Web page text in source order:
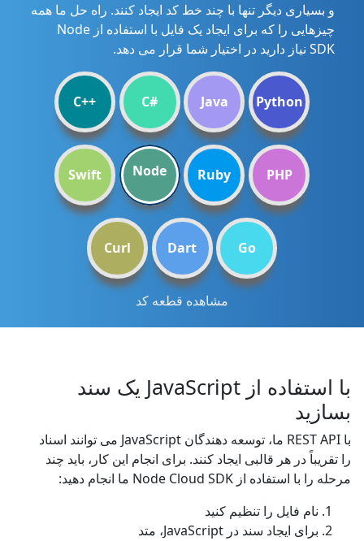
و بسیاری دیگر تنها با چند خط کد ایجاد کنند. راه حل ما همه
چیزهایی را که برای ایجاد یک فایل با استفاده از Node
SDK نیاز دارید در اختیار شما قرار می دهد.
Python
Java
C#
C++
PHP
Ruby
Node
Swift
Go
Dart
Curl
مشاهده قطعه کد
با استفاده از JavaScript یک سند
بسازید
با REST API ما، توسعه دهندگان JavaScript می توانند اسناد
را تقریباً در هر قالبی ایجاد کنند. برای انجام این کار، باید چند
مرحله را با استفاده از Node Cloud SDK ما انجام دهید:
نام فایل را تنظیم کنید
برای ایجاد سند در JavaScript، متد